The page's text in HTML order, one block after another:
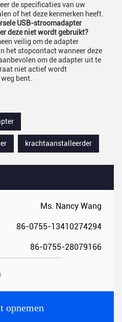
Ms. Nancy Wang
86-0755-13410274294
86-0755-28079166
opnemen
de specificaties van uw
of het deze kenmerken heeft.
USB-stroomadapter
deze niet wordt gebruikt?
veilig om de adapter
het stopcontact wanneer deze
om de adapter uit te
niet actief wordt
bent.
krachtaanstalleerder